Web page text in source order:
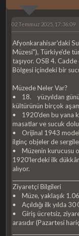
02 Temmuz 2025, 17:36:09
Afyonkarahisar'daki
Müzesi"), Türkiye'de
taşıyor. OSB 4.
Bölgesi içindeki bir
Müzede Neler Var?
• 18. yüzyıldan
kültürünün birçok
• 1920'den bu yana
masatlar ve sucuk
• Orijinal 1943 model
ilginç objeler de
• Müzenin kurucusu
1920'lerdeki ilk
alıyor.
Ziyaretçi Bilgileri
• Müze, yaklaşık
• Açıldığı ilk yılda 30
• Giriş ücretsiz,
arasıdır (Pazartesi